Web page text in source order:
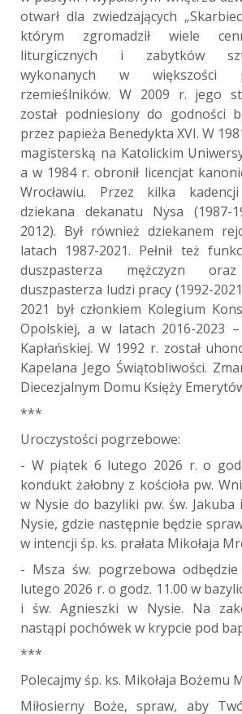
otwarł dla zwiedzających
którym zgromadził wiele
liturgicznych i zabytków
wykonanych w większości
rzemieślników. W 2009 r. jego
został podniesiony do godności
przez papieża Benedykta XVI. W
magisterską na Katolickim
a w 1984 r. obronił licencjat
Wrocławiu. Przez kilka
dziekana dekanatu Nysa (1987-
2012). Był również dziekanem
latach 1987-2021. Pełnił też
duszpasterza mężczyzn oraz
duszpasterza ludzi pracy (1992-
2021 był członkiem Kolegium
Opolskiej, a w latach 2016-2023 –
Kapłańskiej. W 1992 r. został
Kapelana Jego Świątobliwości.
Diecezjalnym Domu Księży
***
Uroczystości pogrzebowe:
- W piątek 6 lutego 2026 r. o
kondukt żałobny z kościoła pw.
w Nysie do bazyliki pw. św. Jakuba
Nysie, gdzie następnie będzie
w intencji śp. ks. prałata Mikołaja
- Msza św. pogrzebowa
lutego 2026 r. o godz. 11.00 w
i św. Agnieszki w Nysie. Na
nastąpi pochówek w krypcie pod
***
Polecajmy śp. ks. Mikołaja Bożemu
Miłosierny Boże, spraw, aby